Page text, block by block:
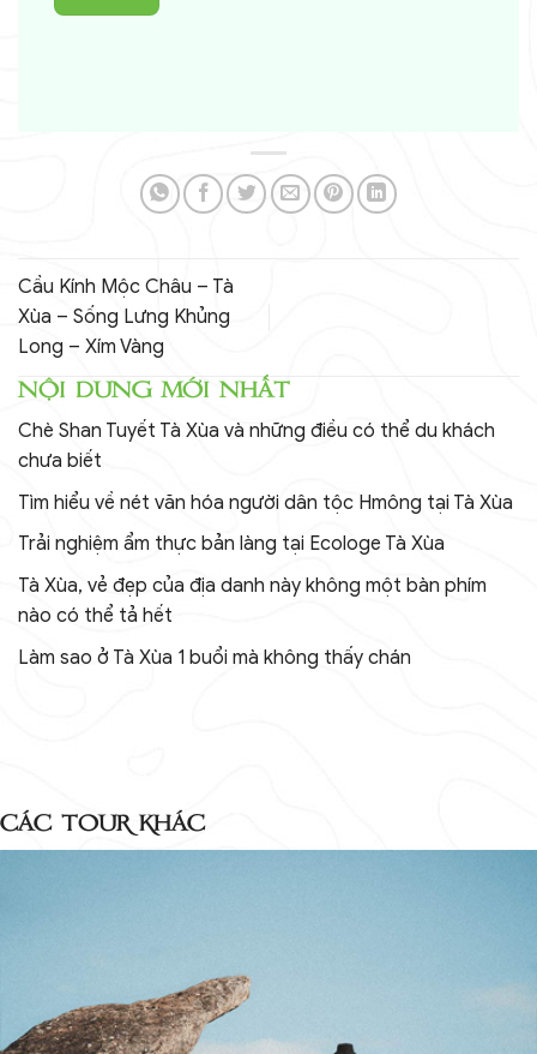
Cầu Kính Mộc Châu – Tà
Xùa – Sống Lưng Khủng
Long – Xím Vàng
NỘI DUNG MỚI NHẤT
Chè Shan Tuyết Tà Xùa và những điều có thể du khách
chưa biết
Tìm hiểu về nét văn hóa người dân tộc Hmông tại Tà Xùa
Trải nghiệm ẩm thực bản làng tại Ecologe Tà Xùa
Tà Xùa, vẻ đẹp của địa danh này không một bàn phím
nào có thể tả hết
Làm sao ở Tà Xùa 1 buổi mà không thấy chán
CÁC TOUR KHÁC